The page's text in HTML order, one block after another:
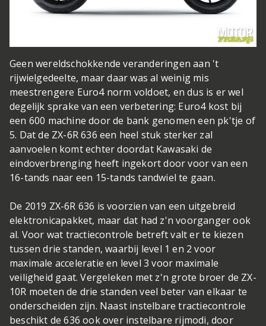
Geen wereldschokkende veranderingen aan 't
rijwielgedeelte, maar daar was al weinig mis
meestrengere Euro4 norm voldoet, en dus is er wel
degelijk sprake van een verbetering: Euro4 kost bij
een 600 machine door de bank genomen een pk'tje of
5. Dat de ZX-6R 636 een heel stuk sterker zal
aanvoelen komt echter doordat Kawasaki de
eindoverbrenging heeft ingekort door voor van een
16-tands naar een 15-tands tandwiel te gaan.
De 2019 ZX-6R 636 is voorzien van een uitgebreid
elektronicapakket, maar dat had z'n voorganger ook
al. Voor wat tractiecontrole betreft valt er te kiezen
tussen drie standen, waarbij level 1 en 2 voor
maximale acceleratie en level 3 voor maximale
veiligheid gaat. Vergeleken met z'n grote broer de ZX-
10R moeten de drie standen veel beter van elkaar te
onderscheiden zijn. Naast instelbare tractiecontrole
beschikt de 636 ook over instelbare rijmodi, door